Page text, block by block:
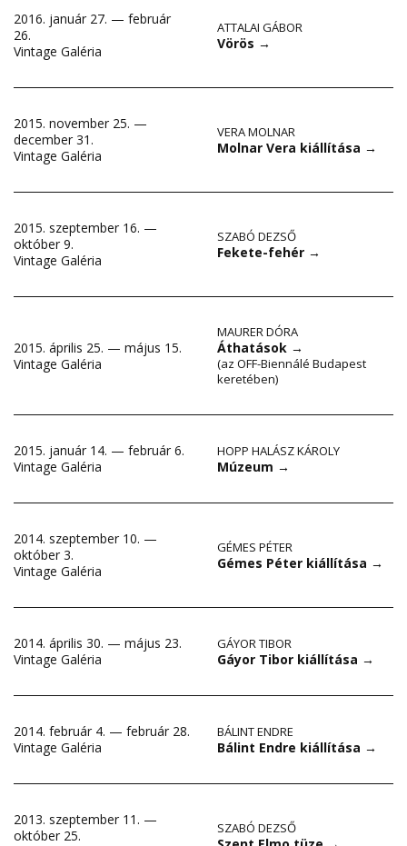
2016. január 27. — február
26.
Vintage Galéria
ATTALAI GÁBOR
Vörös →
2015. november 25. —
december 31.
Vintage Galéria
VERA MOLNAR
Molnar Vera kiállítása →
2015. szeptember 16. —
október 9.
Vintage Galéria
SZABÓ DEZSŐ
Fekete-fehér →
2015. április 25. — május 15.
Vintage Galéria
MAURER DÓRA
Áthatások →
(az OFF-Biennálé Budapest
keretében)
2015. január 14. — február 6.
Vintage Galéria
HOPP HALÁSZ KÁROLY
Múzeum →
2014. szeptember 10. —
október 3.
Vintage Galéria
GÉMES PÉTER
Gémes Péter kiállítása →
2014. április 30. — május 23.
Vintage Galéria
GÁYOR TIBOR
Gáyor Tibor kiállítása →
2014. február 4. — február 28.
Vintage Galéria
BÁLINT ENDRE
Bálint Endre kiállítása →
2013. szeptember 11. —
október 25.
SZABÓ DEZSŐ